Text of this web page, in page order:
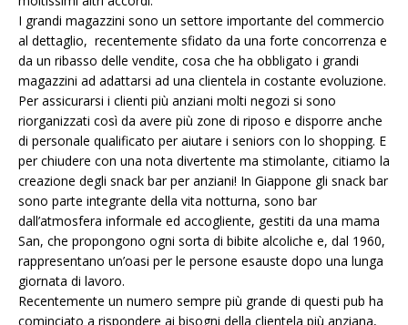
I grandi magazzini sono un settore importante del commercio
al dettaglio, recentemente sfidato da una forte concorrenza e
da un ribasso delle vendite, cosa che ha obbligato i grandi
magazzini ad adattarsi ad una clientela in costante evoluzione.
Per assicurarsi i clienti più anziani molti negozi si sono
riorganizzati così da avere più zone di riposo e disporre anche
di personale qualificato per aiutare i seniors con lo shopping. E
per chiudere con una nota divertente ma stimolante, citiamo la
creazione degli snack bar per anziani! In Giappone gli snack bar
sono parte integrante della vita notturna, sono bar
dall’atmosfera informale ed accogliente, gestiti da una mama
San, che propongono ogni sorta di bibite alcoliche e, dal 1960,
rappresentano un’oasi per le persone esauste dopo una lunga
giornata di lavoro.
Recentemente un numero sempre più grande di questi pub ha
cominciato a rispondere ai bisogni della clientela più anziana,